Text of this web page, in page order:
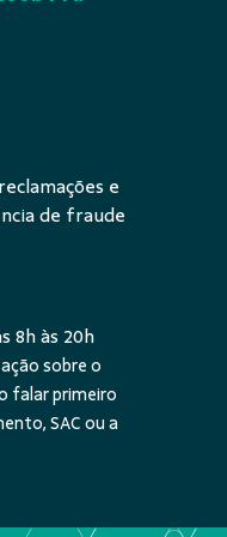
e
de fraude
8h às 20h
sobre o
falar primeiro
SAC ou a